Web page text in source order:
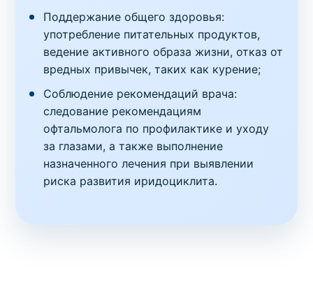
Поддержание общего здоровья:
употребление питательных продуктов,
ведение активного образа жизни, отказ от
вредных привычек, таких как курение;
Соблюдение рекомендаций врача:
следование рекомендациям
офтальмолога по профилактике и уходу
за глазами, а также выполнение
назначенного лечения при выявлении
риска развития иридоциклита.